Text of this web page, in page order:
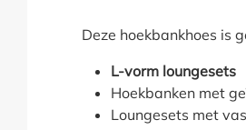
Deze hoekbankhoes is
L-vorm loungesets
Hoekbanken met
Loungesets met